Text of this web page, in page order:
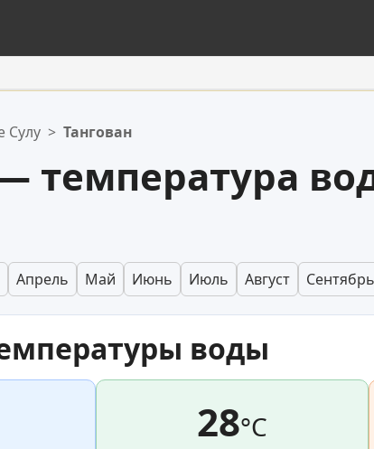
Сулу > Тангован
температура
Апрель Май Июнь Июль Август Сентябрь
воды
28°C